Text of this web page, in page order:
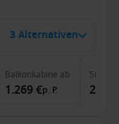
3 Alternativen
Balkonkabine ab
1.269 €p. P.
Suite